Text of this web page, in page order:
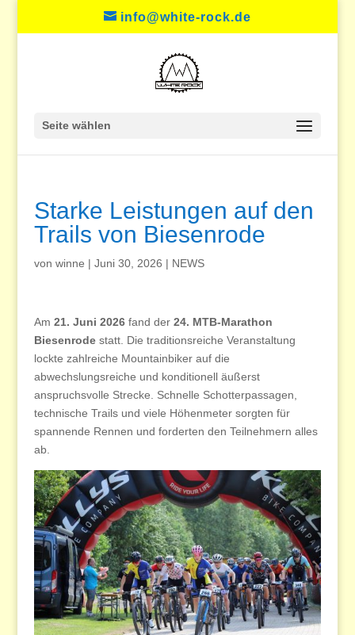
info@white-rock.de
Seite wählen
Starke Leistungen auf den
Trails von Biesenrode
von winne | Juni 30, 2026 | NEWS
Am 21. Juni 2026fand der 24. MTB-Marathon
Biesenrodestatt. Die traditionsreiche Veranstaltung
lockte zahlreiche Mountainbiker auf die
abwechslungsreiche und konditionell äußerst
anspruchsvolle Strecke. Schnelle Schotterpassagen,
technische Trails und viele Höhenmeter sorgten für
spannende Rennen und forderten den Teilnehmern alles
ab.